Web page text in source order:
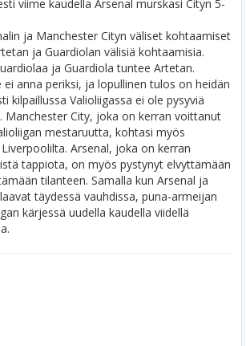
viime kaudella Arsenal murskasi Cityn 5-
ja Manchester Cityn väliset kohtaamiset
ja Guardiolan välisiä kohtaamisia.
ja Guardiola tuntee Artetan.
ei anna periksi, ja lopullinen tulos on heidän
kilpaillussa Valioliigassa ei ole pysyviä
Manchester City, joka on kerran voittanut
mestaruutta, kohtasi myös
Arsenal, joka on kerran
tappiota, on myös pystynyt elvyttämään
tilanteen. Samalla kun Arsenal ja
täydessä vauhdissa, puna-armeijan
kärjessä uudella kaudella viidellä